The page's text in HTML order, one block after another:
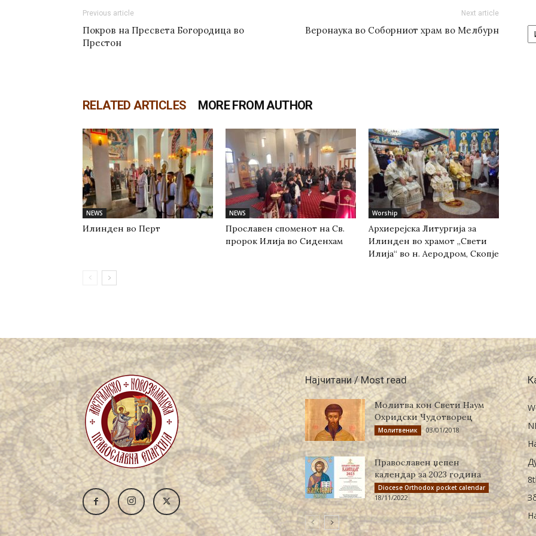
Previous article
Покров на Пресвета Богородица во
Престон
Next article
Веронаука во Соборниот храм во Мелбурн
RELATED ARTICLES MORE FROM AUTHOR
NEWS
Илинден во Перт
NEWS
Прославен споменот на Св.
пророк Илија во Сиденхам
Worship
Архиерејска Литургија за
Илинден во храмот „Свети
Илија“ во н. Аеродром, Скопје
Најчитани / Most read
Молитва кон Свети Наум
Охридски Чудотворец
Молитвеник 03/01/2018
Православен џепен
календар за 2023 година
Diocese Orthodox pocket calendar
18/11/2022